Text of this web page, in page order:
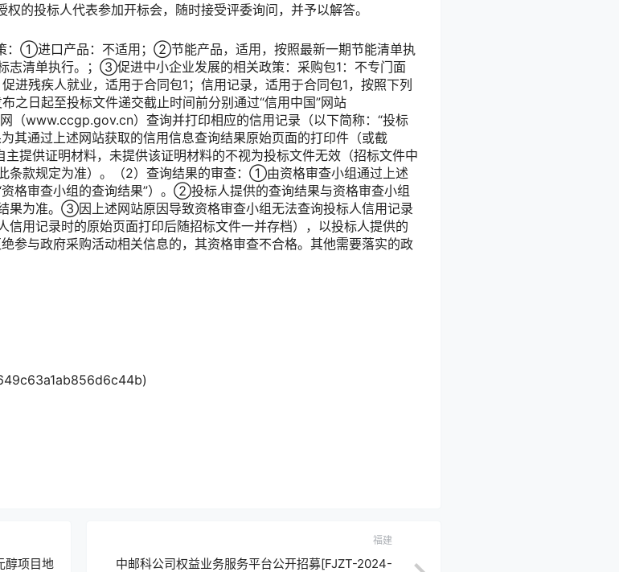
的投标人代表参加开标会，随时接受评委询问，并予以解答。
：①进口产品：不适用；②节能产品，适用，按照最新一期节能清单执
志清单执行。；③促进中小企业发展的相关政策：采购包1：不专门面
进残疾人就业，适用于合同包1；信用记录，适用于合同包1，按照下列
之日起至投标文件递交截止时间前分别通过“信用中国”网站
（www.ccgp.gov.cn）查询并打印相应的信用记录（以下简称：“投标
其通过上述网站获取的信用信息查询结果原始页面的打印件（或截
主提供证明材料，未提供该证明材料的不视为投标文件无效（招标文件中
条款规定为准）。（2）查询结果的审查：①由资格审查小组通过上述
格审查小组的查询结果”）。②投标人提供的查询结果与资格审查小组
果为准。③因上述网站原因导致资格审查小组无法查询投标人信用记录
信用记录时的原始页面打印后随招标文件一并存档），以投标人提供的
与政府采购活动相关信息的，其资格审查不合格。其他需要落实的政
醇项目地
福建
中邮科公司权益业务服务平台公开招募[FJZT-2024-